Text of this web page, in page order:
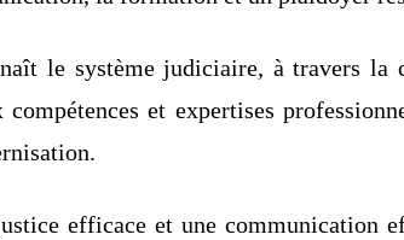
le système judiciaire, à travers
et expertises
efficace et une communication